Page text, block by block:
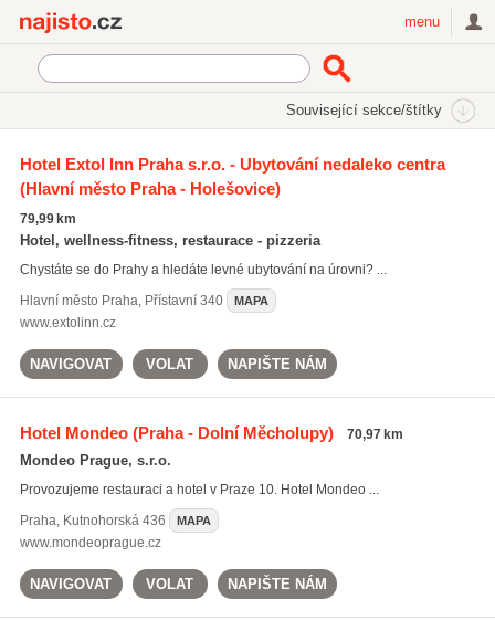
menu
Související sekce/štítky
Tříhvězdičkové
Hotel Extol Inn Praha s.r.o. - Ubytování nedaleko centra
(Hlavní město Praha - Holešovice)
79,99 km
Hotel, wellness-fitness, restaurace - pizzeria
Chystáte se do Prahy a hledáte levné ubytování na úrovni? ...
Hlavní město Praha, Přístavní 340 MAPA
www.extolinn.cz
NAVIGOVAT VOLAT NAPIŠTE NÁM
Hotel Mondeo(Praha - Dolní Měcholupy) 70,97 km
Mondeo Prague, s.r.o.
Provozujeme restauraci a hotel v Praze 10. Hotel Mondeo ...
Praha, Kutnohorská 436 MAPA
www.mondeoprague.cz
NAVIGOVAT VOLAT NAPIŠTE NÁM